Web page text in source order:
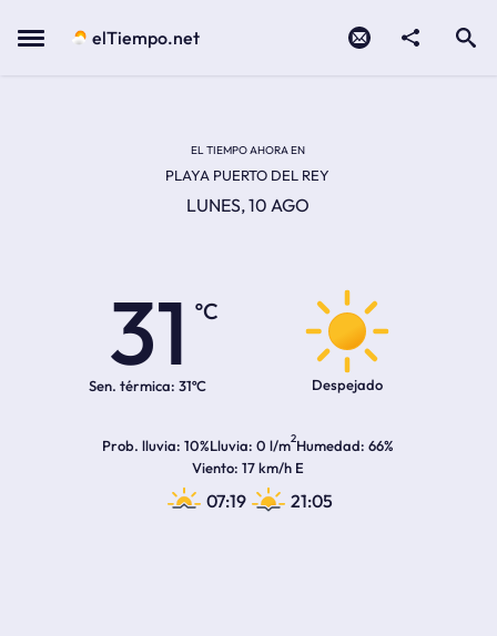
Menu elTiempo.net
EL TIEMPO AHORA EN
PLAYA PUERTO DEL REY
LUNES, 10 AGO
31
ºC
Sen. térmica: 31ºC Despejado
Prob. lluvia 10%Lluvia 0 l/m2Humedad 66%
Viento 17 km/h E
07:19 21:05